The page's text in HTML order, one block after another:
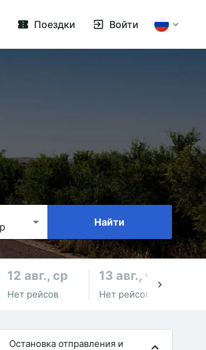
Поездки Войти
Найти
12 авг., ср
Нет рейсов
13 авг., чт
Нет рейсов
Остановка отправления и